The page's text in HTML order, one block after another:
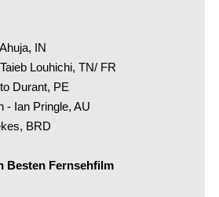
IN
Louhichi, TN/ FR
Durant, PE
- Ian Pringle, AU
BRD
Besten Fernsehfilm